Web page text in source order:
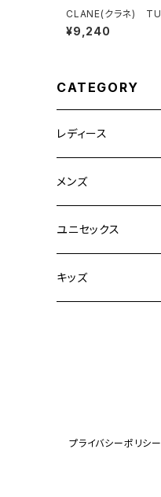
CLANE(クラネ)
NE SKIRT GREEN
¥9,240
CATEGORY
レディース
CLANE
TOPS
BOTTOMS
TEN.
ETRE TOKYO
メンズ
FUJITO
TOPS
CURLY
ユニセックス
20/80
キッズ
プライバシーポリシー